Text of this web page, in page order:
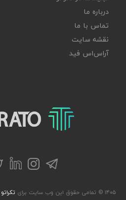
درباره ما
تماس با ما
نقشه سایت
آر‌اس‌اس فید
تکراتو – زندگی با تکنولوژی
تلگراماینستاگرام
۱۴۰۵ © تمامی حقوق این وب سایت برای